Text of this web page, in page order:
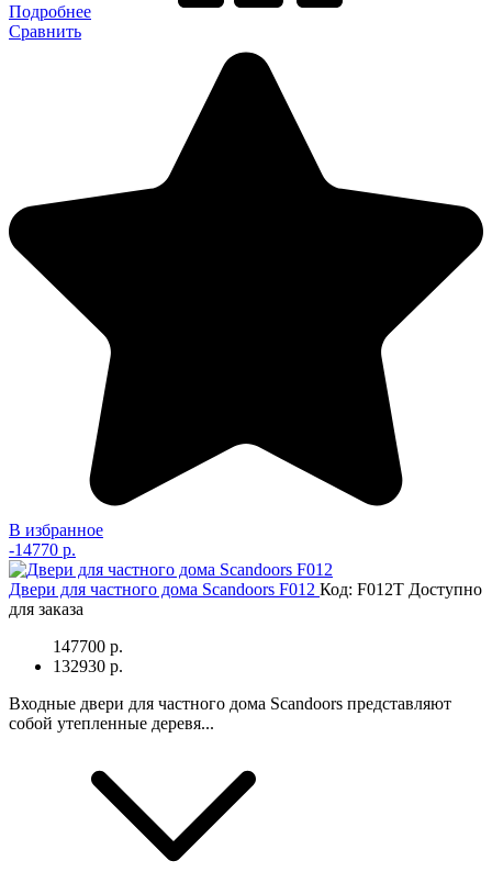
Подробнее
Сравнить
В избранное
-14770 р.
Двери для частного дома Scandoors F012 Код: F012T Доступно
для заказа
147700 р.
132930 р.
Входные двери для частного дома Scandoors представляют
собой утепленные деревя...